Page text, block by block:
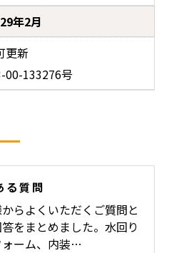
年2月
更新
00-133276号
る質問
らよくいただくご質問と
をまとめました。水回り
ォーム、内装…